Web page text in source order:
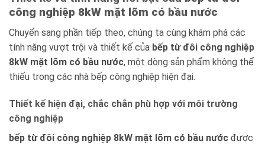
công nghiệp 8kW mặt lõm có bầu nước
Chuyển sang phần tiếp theo, chúng ta cùng khám phá các
tính năng vượt trội và thiết kế của bếp từ đôi công nghiệp
8kW mặt lõm có bầu nước, một dòng sản phẩm không thể
thiếu trong các nhà bếp công nghiệp hiện đại.
Thiết kế hiện đại, chắc chắn phù hợp với môi trường
công nghiệp
bếp từ đôi công nghiệp 8kW mặt lõm có bầu nước được